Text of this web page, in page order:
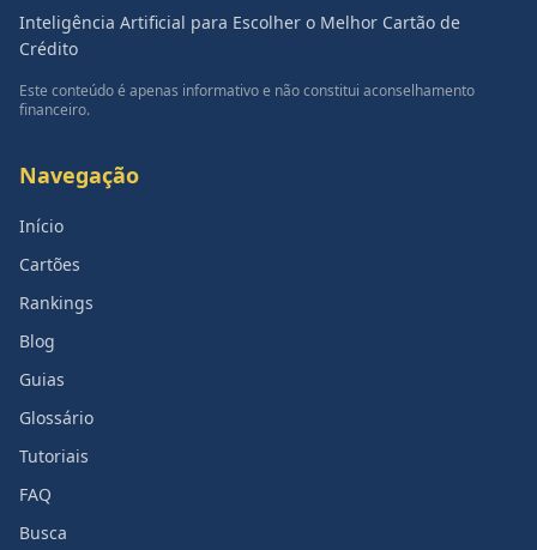
Inteligência Artificial para Escolher o Melhor Cartão de
Crédito
Este conteúdo é apenas informativo e não constitui aconselhamento
financeiro.
Navegação
Início
Cartões
Rankings
Blog
Guias
Glossário
Tutoriais
FAQ
Busca